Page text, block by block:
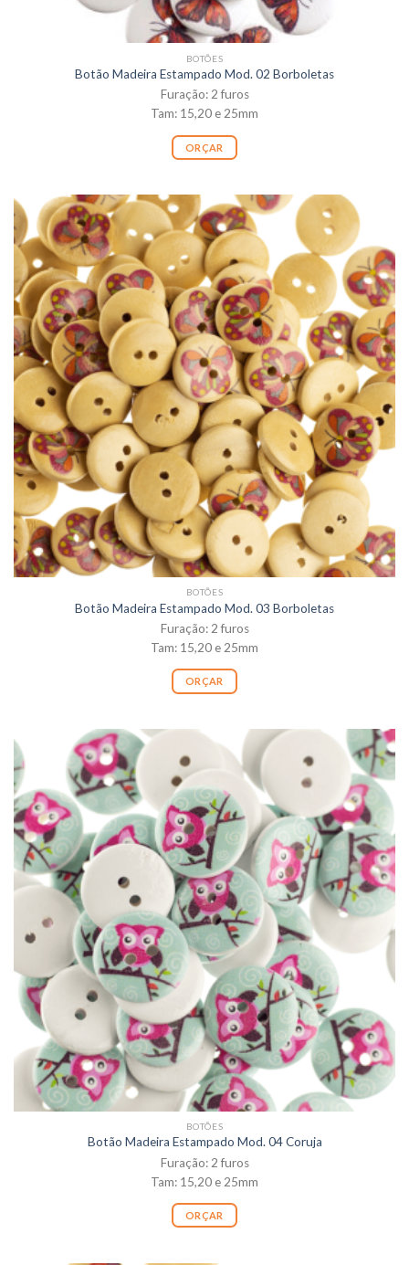
BOTÕES
Botão Madeira Estampado Mod. 02 Borboletas
Furação: 2 furos
Tam: 15,20 e 25mm
ORÇAR
BOTÕES
Botão Madeira Estampado Mod. 03 Borboletas
Furação: 2 furos
Tam: 15,20 e 25mm
ORÇAR
BOTÕES
Botão Madeira Estampado Mod. 04 Coruja
Furação: 2 furos
Tam: 15,20 e 25mm
ORÇAR